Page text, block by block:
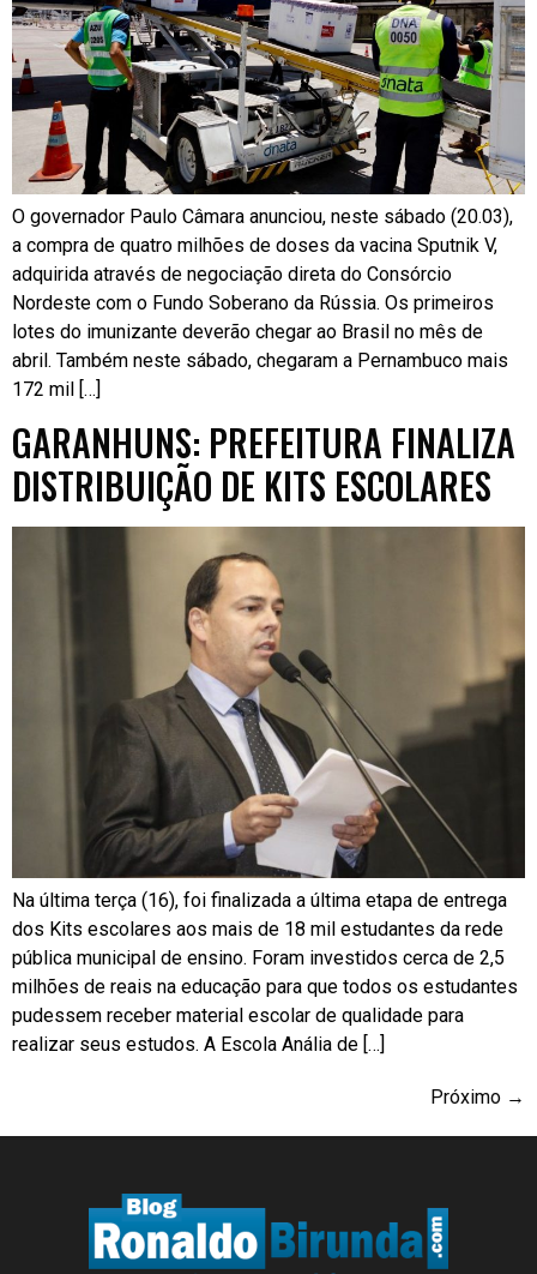
O governador Paulo Câmara anunciou, neste sábado (20.03),
a compra de quatro milhões de doses da vacina Sputnik V,
adquirida através de negociação direta do Consórcio
Nordeste com o Fundo Soberano da Rússia. Os primeiros
lotes do imunizante deverão chegar ao Brasil no mês de
abril. Também neste sábado, chegaram a Pernambuco mais
172 mil […]
GARANHUNS: PREFEITURA FINALIZA
DISTRIBUIÇÃO DE KITS ESCOLARES
Na última terça (16), foi finalizada a última etapa de entrega
dos Kits escolares aos mais de 18 mil estudantes da rede
pública municipal de ensino. Foram investidos cerca de 2,5
milhões de reais na educação para que todos os estudantes
pudessem receber material escolar de qualidade para
realizar seus estudos. A Escola Anália de […]
Próximo →